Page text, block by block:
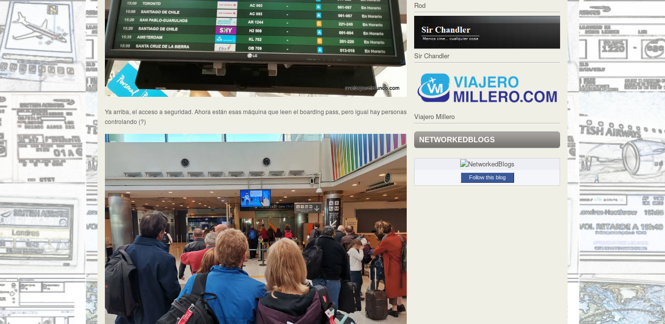
Ya arriba, el acceso a seguridad. Ahora están esas máquina que leen el boarding pass, pero igual hay personas
controlando (?)
Rod
Sir Chandler
Viajero Millero
NETWORKEDBLOGS
Follow this blog